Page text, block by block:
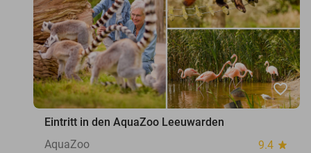
favorite_border
Eintritt in den AquaZoo Leeuwarden
AquaZoo
9.4 star